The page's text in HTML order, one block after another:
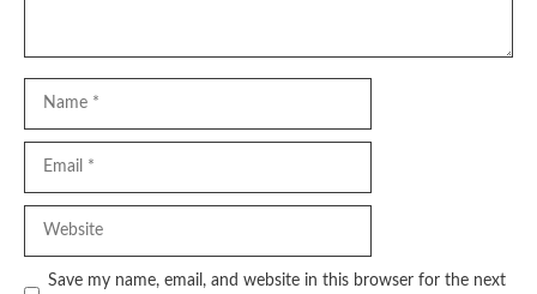
Save my name, email, and website in this browser for the next